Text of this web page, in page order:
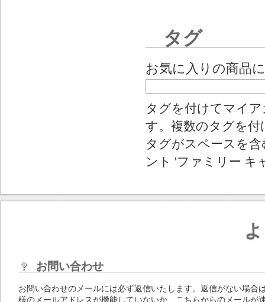
タグ
お気に入りの商品
タグを付けてマイ
す。複数のタグを
タグがスペースを
ント 'ファミリー キ
お問い合わせ
お問い合わせのメールには必ず返信いたします。返信がない場合
様のメールアドレスが機能していないか、こちらからのメールが